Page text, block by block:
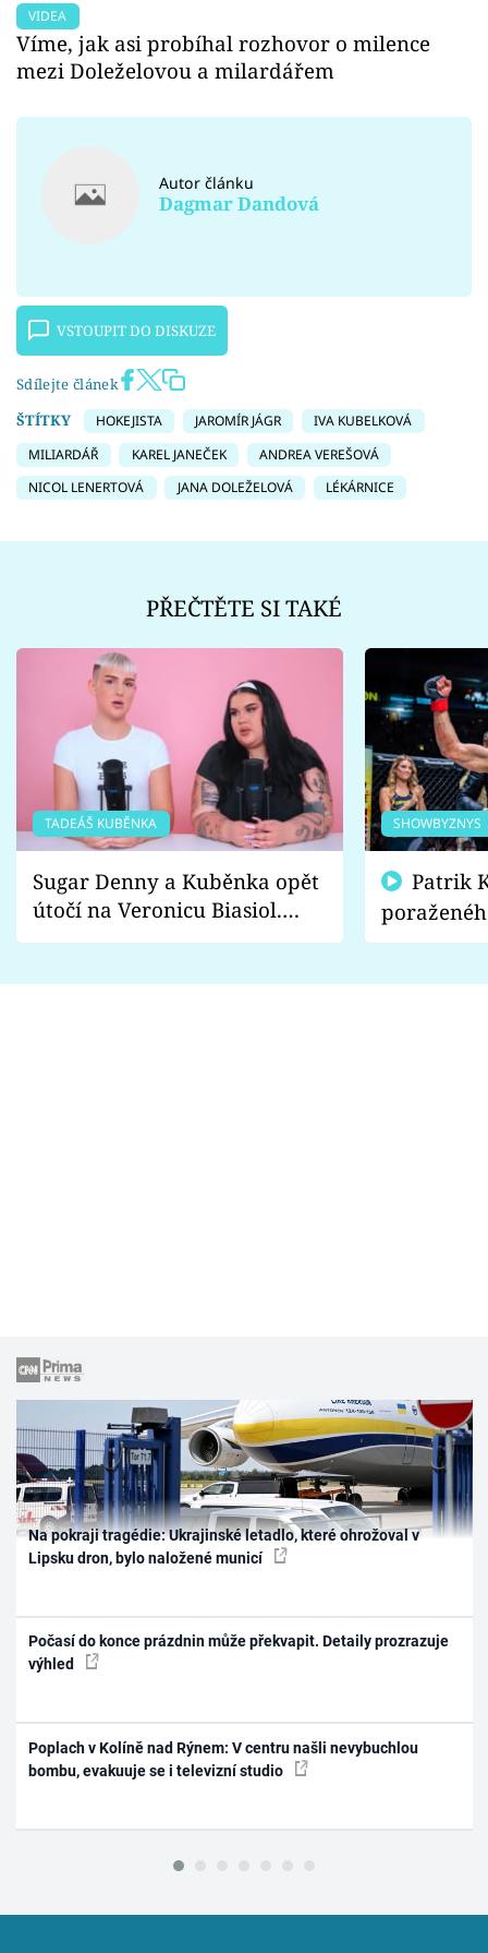
VIDEA
Víme, jak asi probíhal rozhovor o milence
mezi Doleželovou a milardářem
Autor článku
Dagmar Dandová
VSTOUPIT DO DISKUZE
Sdílejte článek
ŠTÍTKY
HOKEJISTA JAROMÍR JÁGR
IVA KUBELKOVÁ
MILIARDÁŘ
KAREL JANEČEK
ANDREA VEREŠOVÁ
NICOL LENERTOVÁ
JANA DOLEŽELOVÁ LÉKÁRNICE
PŘEČTĚTE SI TAKÉ
TADEÁŠ KUBĚNKA
Sugar Denny a Kuběnka opět
útočí na Veronicu Biasiol.
Proč je podle nich falešná a
SHOWBYZNYS
fanoušci
Na pokraji tragédie: Ukrajinské letadlo, které ohrožoval v
Lipsku dron, bylo naložené municí
Počasí do konce prázdnin může překvapit. Detaily prozrazuje
výhled
Poplach v Kolíně nad Rýnem: V centru našli nevybuchlou
bombu, evakuuje se i televizní studio